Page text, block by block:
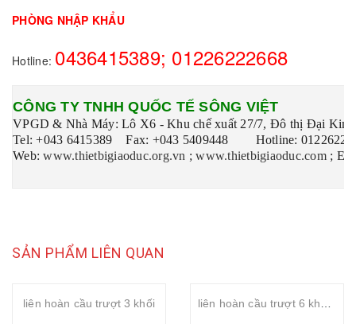
PHÒNG NHẬP KHẨU
Hotline: 0436415389; 01226222668
CÔNG TY TNHH QUỐC TẾ SÔNG VIỆT
VPGD & Nhà Máy: Lô X6 - Khu chế xuất 27/7, Đô thị Đại
Tel: +043 6415389 Fax: +043 5409448 Hotline:
Web:www.thietbigiaoduc.org.vn ;www.thietbigiaoduc.com;
SẢN PHẨM LIÊN QUAN
liên hoàn cầu trượt 3 khối